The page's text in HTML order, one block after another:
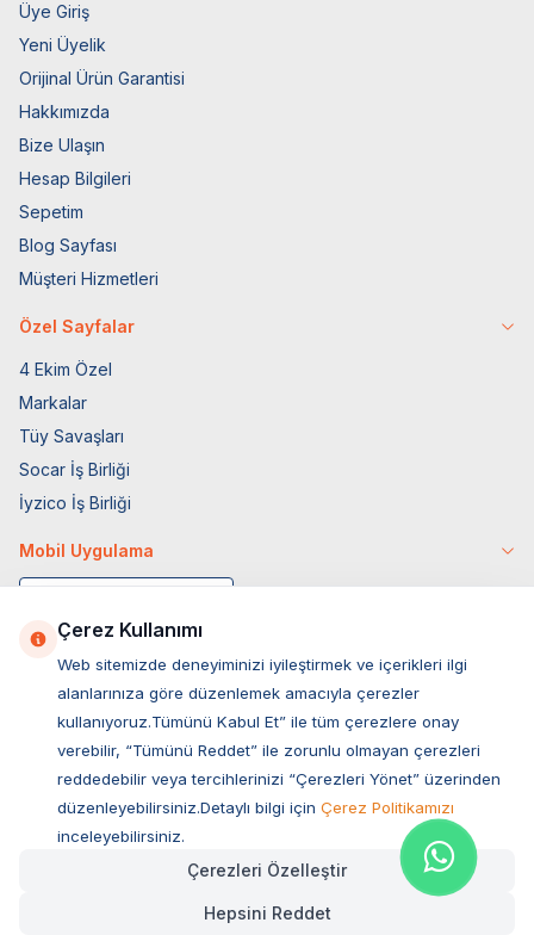
Üye Giriş
Yeni Üyelik
Orijinal Ürün Garantisi
Hakkımızda
Bize Ulaşın
Hesap Bilgileri
Sepetim
Blog Sayfası
Müşteri Hizmetleri
Özel Sayfalar
4 Ekim Özel
Markalar
Tüy Savaşları
Socar İş Birliği
İyzico İş Birliği
Mobil Uygulama
Müşteri Hizmetleri
Sıkça Sorulan Sorular
Çerez Kullanımı
Web sitemizde deneyiminizi iyileştirmek ve içerikleri ilgi
alanlarınıza göre düzenlemek amacıyla çerezler
kullanıyoruz.Tümünü Kabul Et” ile tüm çerezlere onay
verebilir, “Tümünü Reddet” ile zorunlu olmayan çerezleri
reddedebilir veya tercihlerinizi “Çerezleri Yönet” üzerinden
düzenleyebilirsiniz.Detaylı bilgi için Çerez Politikamızı
inceleyebilirsiniz.
Çerezleri Özelleştir
Hepsini Reddet